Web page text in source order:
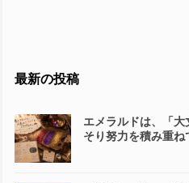
最新の投稿
エメラルドは、「
そり努力を積み重